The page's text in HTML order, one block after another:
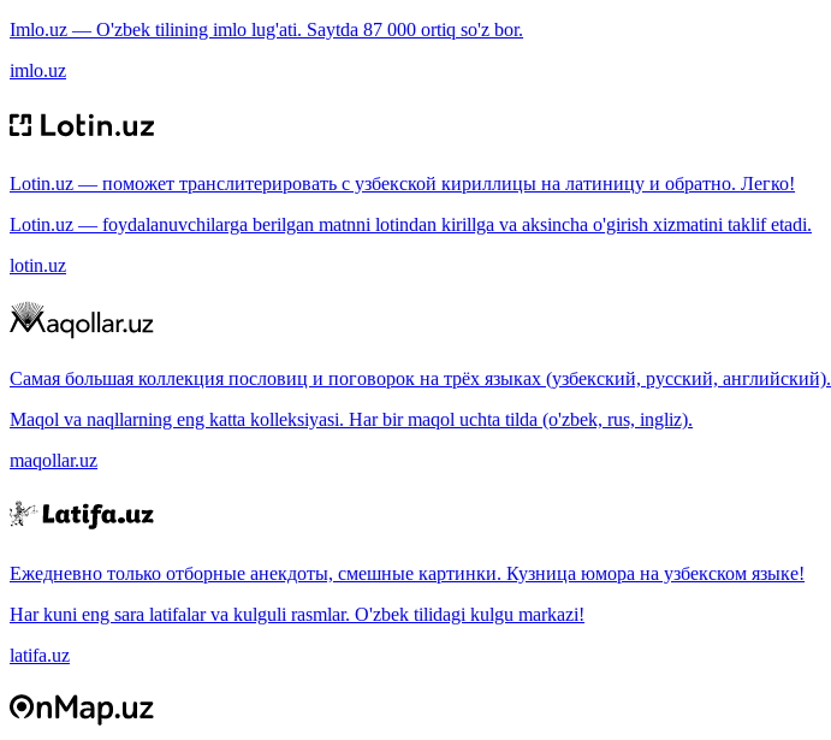
Imlo.uz — O'zbek tilining imlo lug'ati. Saytda 87 000 ortiq so'z bor.
imlo.uz
Lotin.uz — поможет транслитерировать с узбекской кириллицы на латиницу и обратно. Легко!
Lotin.uz — foydalanuvchilarga berilgan matnni lotindan kirillga va aksincha o'girish xizmatini taklif etadi.
lotin.uz
Самая большая коллекция пословиц и поговорок на трёх языках (узбекский, русский, английский).
Maqol va naqllarning eng katta kolleksiyasi. Har bir maqol uchta tilda (o'zbek, rus, ingliz).
maqollar.uz
Ежедневно только отборные анекдоты, смешные картинки. Кузница юмора на узбекском языке!
Har kuni eng sara latifalar va kulguli rasmlar. O'zbek tilidagi kulgu markazi!
latifa.uz